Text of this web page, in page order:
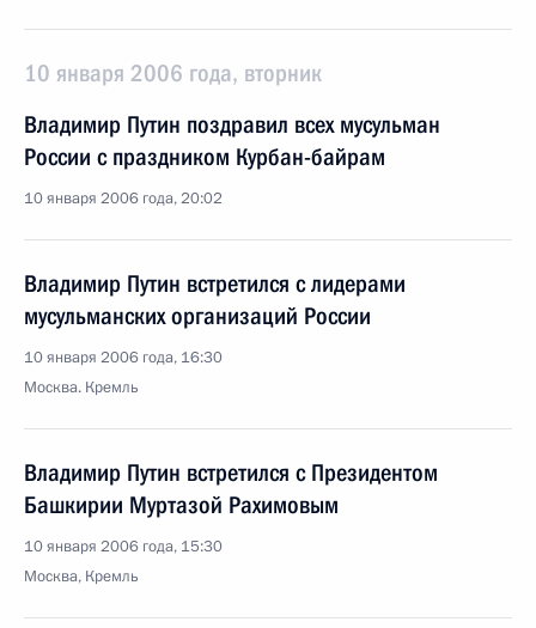
10 января 2006 года, вторник
Владимир Путин поздравил всех мусульман
России с праздником Курбан-байрам
10 января 2006 года, 20:02
Владимир Путин встретился с лидерами
мусульманских организаций России
10 января 2006 года, 16:30
Москва. Кремль
Владимир Путин встретился с Президентом
Башкирии Муртазой Рахимовым
10 января 2006 года, 15:30
Москва, Кремль